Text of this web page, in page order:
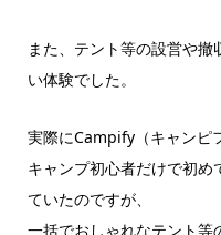
また、テント等の設営や
い体験でした。
実際にCampify（キャンピ
キャンプ初心者だけで初め
ていたのですが、
一括でおしゃれなテント等